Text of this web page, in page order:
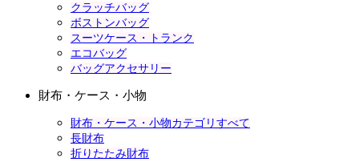
クラッチバッグ
ボストンバッグ
スーツケース・トランク
エコバッグ
バッグアクセサリー
財布・ケース・小物
財布・ケース・小物カテゴリすべて
長財布
折りたたみ財布